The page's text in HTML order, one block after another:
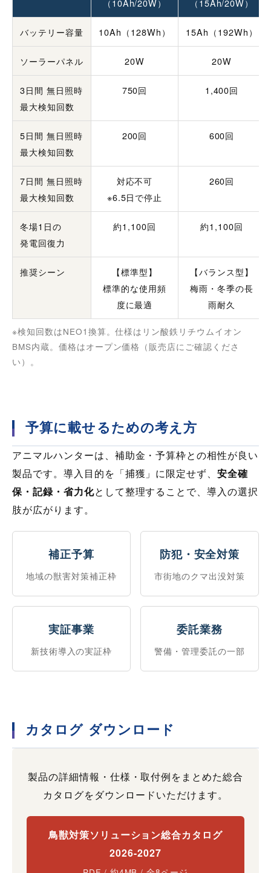
（10Ah/20W） （15Ah/20W）
バッテリー容量 10Ah（128Wh） 15Ah（192Wh）
ソーラーパネル 20W 20W
3日間 無日照時
最大検知回数
750回 1,400回
5日間 無日照時
最大検知回数
200回 600回
7日間 無日照時
最大検知回数
対応不可
※6.5日で停止
260回
冬場1日の
発電回復力
約1,100回 約1,100回
推奨シーン
【標準型】
標準的な使用頻
度に最適
【バランス型】
梅雨・冬季の長
雨耐久
※検知回数はNEO1換算。仕様はリン酸鉄リチウムイオン
BMS内蔵。価格はオープン価格（販売店にご確認くださ
い）。
予算に載せるための考え方
アニマルハンターは、補助金・予算枠との相性が良い
製品です。導入目的を「捕獲」に限定せず、安全確
保・記録・省力化として整理することで、導入の選択
肢が広がります。
補正予算
地域の獣害対策補正枠
防犯・安全対策
市街地のクマ出没対策
実証事業
新技術導入の実証枠
委託業務
警備・管理委託の一部
カタログ ダウンロード
製品の詳細情報・仕様・取付例をまとめた総合
カタログをダウンロードいただけます。
鳥獣対策ソリューション総合カタログ
2026-2027